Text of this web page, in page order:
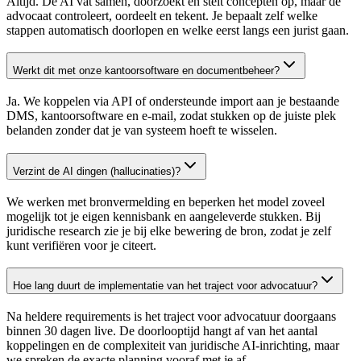
advocaat controleert, oordeelt en tekent. Je bepaalt zelf welke
stappen automatisch doorlopen en welke eerst langs een jurist gaan.
Werkt dit met onze kantoorsoftware en documentbeheer?
Ja. We koppelen via API of ondersteunde import aan je bestaande
DMS, kantoorsoftware en e-mail, zodat stukken op de juiste plek
belanden zonder dat je van systeem hoeft te wisselen.
Verzint de AI dingen (hallucinaties)?
We werken met bronvermelding en beperken het model zoveel
mogelijk tot je eigen kennisbank en aangeleverde stukken. Bij
juridische research zie je bij elke bewering de bron, zodat je zelf
kunt verifiëren voor je citeert.
Hoe lang duurt de implementatie van het traject voor advocatuur?
Na heldere requirements is het traject voor advocatuur doorgaans
binnen 30 dagen live. De doorlooptijd hangt af van het aantal
koppelingen en de complexiteit van juridische AI-inrichting, maar